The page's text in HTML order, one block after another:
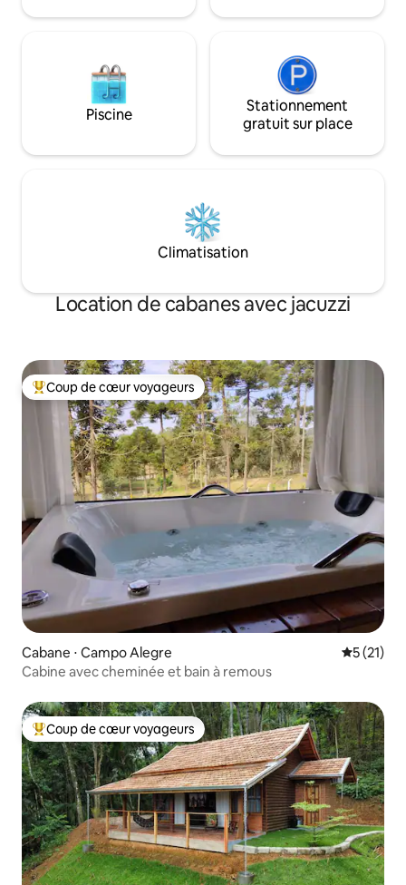
Piscine
Stationnement
gratuit sur place
Climatisation
Location de cabanes avec jacuzzi
Coups de cœur voyageurs les plus appréciés
Coup de cœur voyageurs
Cabane ⋅ Campo Alegre
5 (21)
Cabine avec cheminée et bain à remous
Coups de cœur voyageurs les plus appréciés
Coup de cœur voyageurs